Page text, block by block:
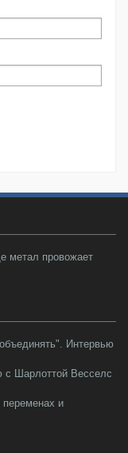
метал провожает
Интервью
с Шарлоттой Весселс
и